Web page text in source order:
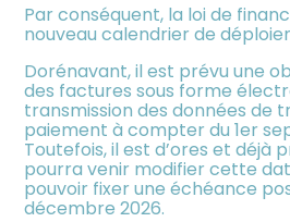
Par conséquent, la loi de
nouveau calendrier de
Dorénavant, il est prévu une
des factures sous forme
transmission des données de
paiement à compter du 1er
Toutefois, il est d’ores et déjà
pourra venir modifier cette
pouvoir fixer une échéance
décembre 2026.